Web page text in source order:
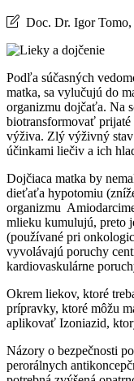
Doc. Dr. Igor Tomo,
Podľa súčasných
matka, sa vylučujú do
organizmu dojčaťa. Na
biotransformovať
výživa. Zlý výživný
účinkami liečiv a ich
Dojčiaca matka by
dieťaťa hypotomiu
organizmu
mlieku kumulujú, preto
(používané pri
vyvolávajú poruchy
kardiovaskulárne
Okrem liekov, ktoré
prípravky, ktoré môžu
aplikovať Izoniazid,
Názory o bezpečnosti
perorálnych